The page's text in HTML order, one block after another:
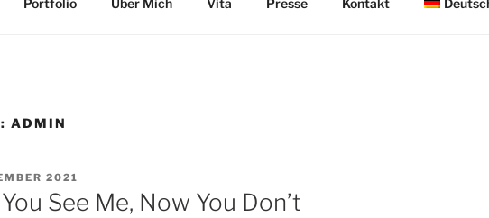
ADMIN
2021
See Me, Now You Don’t